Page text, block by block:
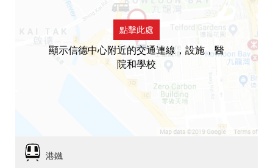
點擊此處
顯示信德中心附近的交通連線，設施，醫
院和學校
港鐵